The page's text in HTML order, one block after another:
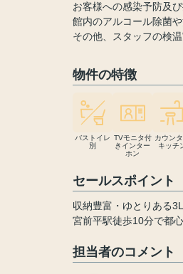
お客様への感染予防及
館内のアルコール除菌
その他、スタッフの検
物件の特徴
バストイレ
別
TVモニタ付
きインター
ホン
カウン
キッチ
セールスポイント
収納豊富・ゆとりある
宮前平駅徒歩10分で都
担当者のコメント